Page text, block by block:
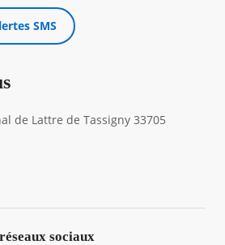
SMS
de Lattre de Tassigny 33705
sociaux